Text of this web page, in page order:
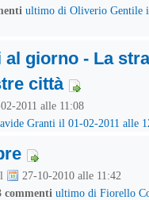
ultimo di Oliverio Gentile
giorno - La
città
2011 alle 11:08
Granti il 01-02-2011 alle
27-10-2010 alle 11:42
commenti ultimo di Fiorello